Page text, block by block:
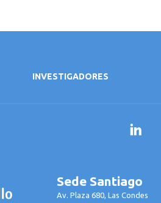
INVESTIGADORES
LinkedIn
Sede Santiago
Av. Plaza 680, Las Condes